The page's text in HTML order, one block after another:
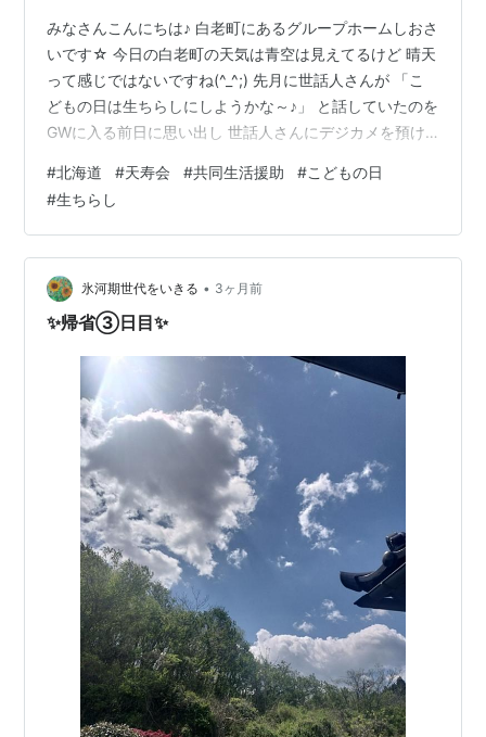
みなさんこんにちは♪ 白老町にあるグループホームしおさ
いです☆ 今日の白老町の天気は青空は見えてるけど 晴天
って感じではないですね(^_^;) 先月に世話人さんが 「こ
どもの日は生ちらしにしようかな～♪」 と話していたのを
GWに入る前日に思い出し 世話人さんにデジカメを預け
そうですヾ(≧▽≦)ﾉ と思ったんですが 撮った世話人さん
から 「ちゃんと撮れてた(。´･ω･)? 写真の確認の仕方が
わかんないから うまく撮れてるか分かんない！ 消えてる
かもしれない(ﾟдﾟ)！ あとサーモン入れなかったから あ
んまり彩りが良くないの(/ω＼)」 …
#北海道 #天寿会 #共同生活援助 #こどもの日
#生ちらし
氷河期世代をいきる • 3ヶ月前
✨帰省③日目✨